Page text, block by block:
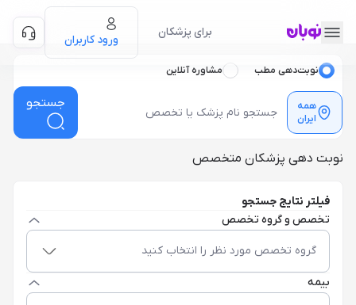
برای پزشکان
ورود کاربران
نوبت‌دهی مطب مشاوره آنلاین
همه
ایران
جستجو
نوبت دهی پزشکان متخصص
فیلتر نتایج جستجو
تخصص و گروه تخصص
گروه تخصص مورد نظر را انتخاب کنید
بیمه